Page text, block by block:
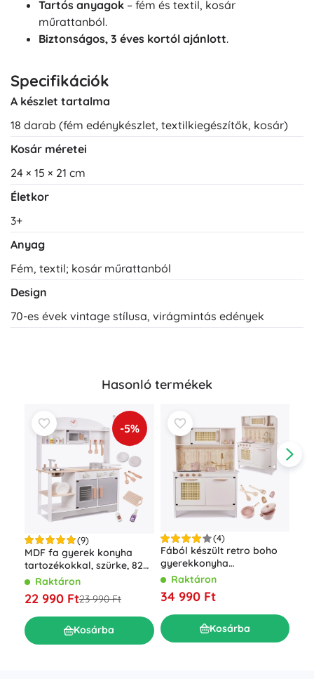
Tartós anyagok – fém és textil, kosár
műrattanból.
Biztonságos, 3 éves kortól ajánlott.
Specifikációk
A készlet tartalma
18 darab (fém edénykészlet, textilkiegészítők, kosár)
Kosár méretei
24 × 15 × 21 cm
Életkor
3+
Anyag
Fém, textil; kosár műrattanból
Design
70-es évek vintage stílusa, virágmintás edények
Hasonló termékek
-5%
(9)
MDF fa gyerek konyha
tartozékokkal, szürke, 82
cmRaktáron
22 990 Ft23 990 Ft
Kosárba
(4)
Fából készült retro boho
gyerekkonyha
kiegészítőkkel, 100 cm
Raktáron
34 990 Ft
Kosárba